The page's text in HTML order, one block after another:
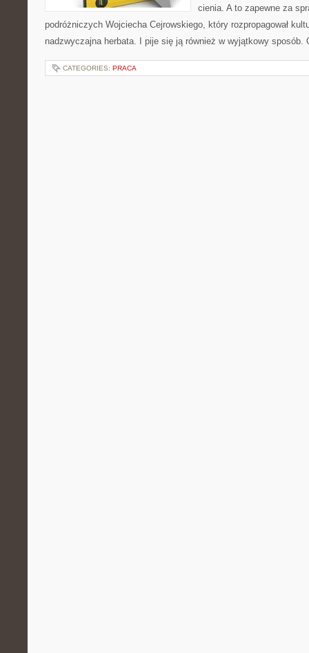
cienia. A to zapewne za
podróżniczych Wojciecha Cejrowskiego, który rozpropagował
nadzwyczajna herbata. I pije się ją również w wyjątkowy
CATEGORIES: PRACA